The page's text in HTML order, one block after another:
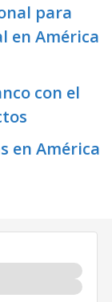
para
en América
con el
en América